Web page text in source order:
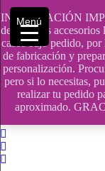
INFORMACIÓN
de nuestros
casos bajo pedido,
de fabricación y
personalización.
pero si lo necesitas,
realizar tu pedido
aproximado.
Saltar
contenido
609241475 SOLO DE
San Fernando de
10:00 - 14:00
Menú